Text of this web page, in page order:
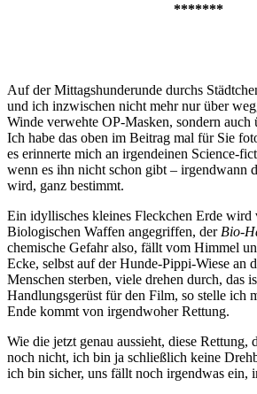
*******
Auf der Mittagshunderunde durchs
und ich inzwischen nicht mehr nur über
Winde verwehte OP-Masken, sondern auch
Ich habe das oben im Beitrag mal für Sie
es erinnerte mich an irgendeinen Science-
wenn es ihn nicht schon gibt – irgendwann
wird, ganz bestimmt.
Ein idyllisches kleines Fleckchen Erde wird
Biologischen Waffen angegriffen, der Bio-
chemische Gefahr also, fällt vom Himmel
Ecke, selbst auf der Hunde-Pippi-Wiese an
Menschen sterben, viele drehen durch, das
Handlungsgerüst für den Film, so stelle ich
Ende kommt von irgendwoher Rettung.
Wie die jetzt genau aussieht, diese Rettung,
noch nicht, ich bin ja schließlich keine
ich bin sicher, uns fällt noch irgendwas ein,